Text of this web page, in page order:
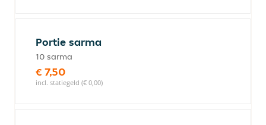
Portie sarma
10 sarma
€ 7,50
incl. statiegeld (€ 0,00)